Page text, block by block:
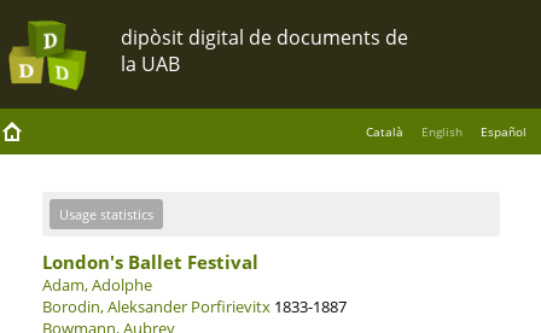
Català English Español
Usage statistics
London's Ballet Festival
Adam, Adolphe
Borodin, Aleksander Porfirievitx1833-1887
Bowmann, Aubrey